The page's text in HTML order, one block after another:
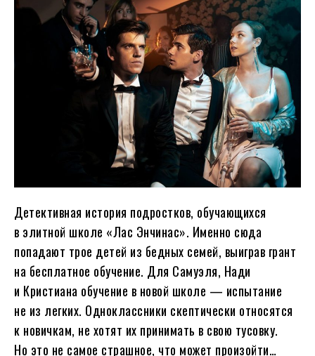
Детективная история подростков, обучающихся
в элитной школе «Лас Энчинас». Именно сюда
попадают трое детей из бедных семей, выиграв грант
на бесплатное обучение. Для Самуэля, Нади
и Кристиана обучение в новой школе — испытание
не из легких. Одноклассники скептически относятся
к новичкам, не хотят их принимать в свою тусовку.
Но это не самое страшное, что может произойти…